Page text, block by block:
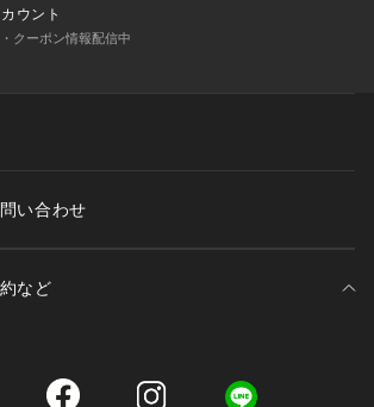
（90-150cm）
ウント
クーポン情報配信中
い合わせ
など